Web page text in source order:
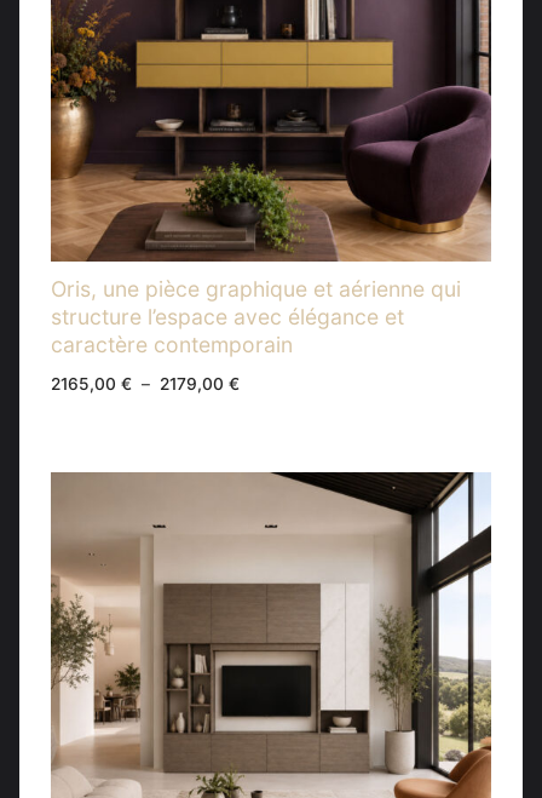
Oris, une pièce graphique et aérienne qui
structure l’espace avec élégance et
caractère contemporain
2165,00 € – 2179,00 €Plage